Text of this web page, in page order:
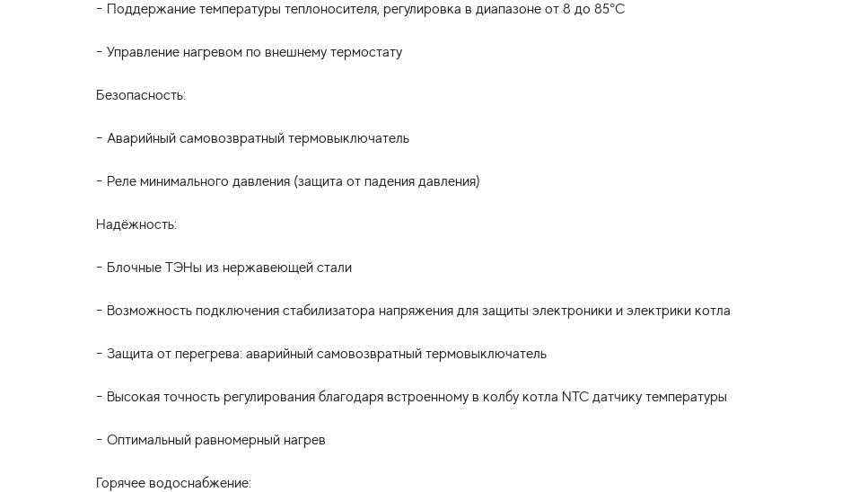
- Поддержание температуры теплоносителя, регулировка в диапазоне от 8 до 85°С
- Управление нагревом по внешнему термостату
Безопасность:
- Аварийный самовозвратный термовыключатель
- Реле минимального давления (защита от падения давления)
Надёжность:
- Блочные ТЭНы из нержавеющей стали
- Возможность подключения стабилизатора напряжения для защиты электроники и электрики котла
- Защита от перегрева: аварийный самовозвратный термовыключатель
- Высокая точность регулирования благодаря встроенному в колбу котла NTC датчику температуры
- Оптимальный равномерный нагрев
Горячее водоснабжение: